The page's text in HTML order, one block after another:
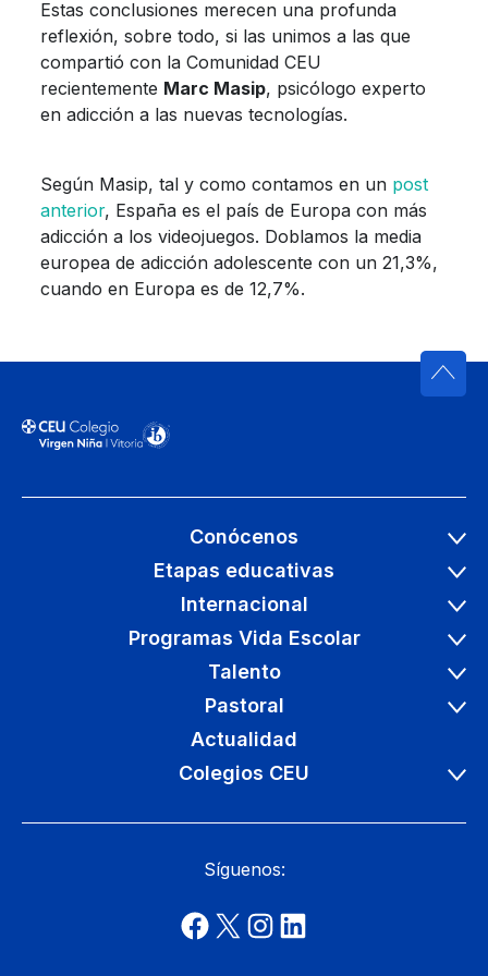
Estas conclusiones merecen una profunda
reflexión, sobre todo, si las unimos a las que
compartió con la Comunidad CEU
recientemente Marc Masip, psicólogo experto
en adicción a las nuevas tecnologías.
Según Masip, tal y como contamos en un post
anterior, España es el país de Europa con más
adicción a los videojuegos. Doblamos la media
europea de adicción adolescente con un 21,3%,
cuando en Europa es de 12,7%.
Conócenos
Etapas educativas
Internacional
Programas Vida Escolar
Talento
Pastoral
Actualidad
Colegios CEU
Síguenos: